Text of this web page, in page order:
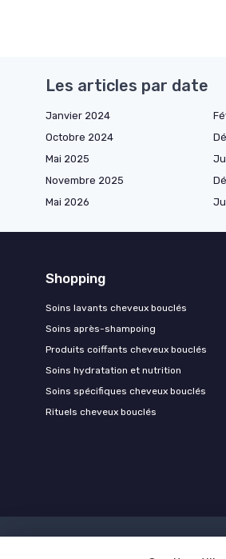
Les articles par date
Janvier 2024
Octobre 2024
Mai 2025
Novembre 2025
Mai 2026
Shopping
Soins lavants cheveux bouclés
Soins après-shampoing
Produits coiffants cheveux bouclés
Soins hydratation et nutrition
Soins spécifiques cheveux bouclés
Rituels cheveux bouclés